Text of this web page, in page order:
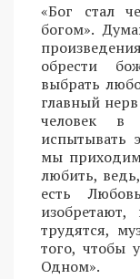
«Бог стал
богом».
обрести
выбрать
главный
человек в
испытывать
мы приходим
любить,
есть
трудятся,
того, чтобы
Одном».